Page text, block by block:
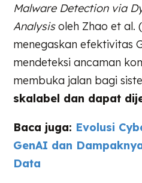
Malware Detection via
Analysisoleh Zhao et al.
menegaskan efektivitas
mendeteksi ancaman
membuka jalan bagi
skalabel dan dapat
Baca juga: Evolusi
GenAI dan
Data